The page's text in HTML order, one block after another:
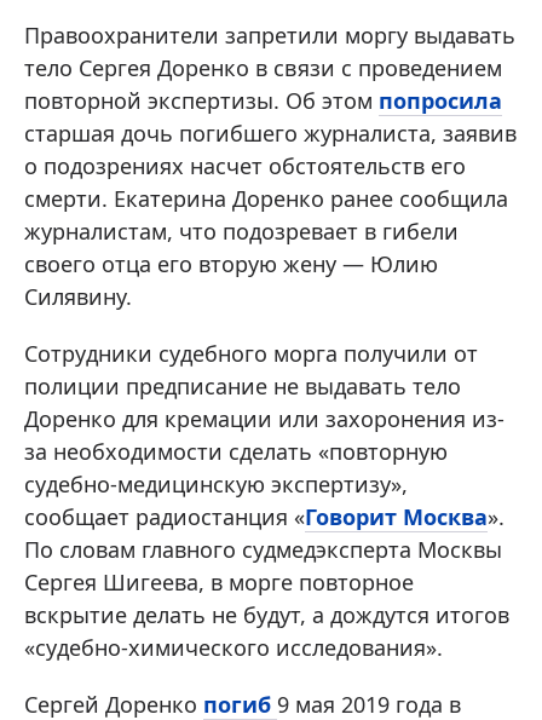
Правоохранители запретили моргу выдавать
тело Сергея Доренко в связи с проведением
повторной экспертизы. Об этом попросила
старшая дочь погибшего журналиста, заявив
о подозрениях насчет обстоятельств его
смерти. Екатерина Доренко ранее сообщила
журналистам, что подозревает в гибели
своего отца его вторую жену — Юлию
Силявину.
Сотрудники судебного морга получили от
полиции предписание не выдавать тело
Доренко для кремации или захоронения из-
за необходимости сделать «повторную
судебно-медицинскую экспертизу»,
сообщает радиостанция «Говорит Москва».
По словам главного судмедэксперта Москвы
Сергея Шигеева, в морге повторное
вскрытие делать не будут, а дождутся итогов
«судебно-химического исследования».
Сергей Доренко погиб 9 мая 2019 года в